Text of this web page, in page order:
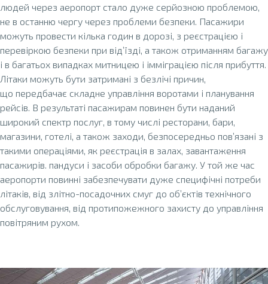
людей через аеропорт стало дуже серйозною проблемою,
не в останню чергу через проблеми безпеки. Пасажири
можуть провести кілька годин в дорозі, з реєстрацією і
перевіркою безпеки при від’їзді, а також отриманням багажу
і в багатьох випадках митницею і імміграцією після прибуття.
Літаки можуть бути затримані з безлічі причин,
що передбачає складне управління воротами і планування
рейсів. В результаті пасажирам повинен бути наданий
широкий спектр послуг, в тому числі ресторани, бари,
магазини, готелі, а також заходи, безпосередньо пов’язані з
такими операціями, як реєстрація в залах, завантаження
пасажирів. пандуси і засоби обробки багажу. У той же час
аеропорти повинні забезпечувати дуже специфічні потреби
літаків, від злітно-посадочних смуг до об’єктів технічного
обслуговування, від протипожежного захисту до управління
повітряним рухом.